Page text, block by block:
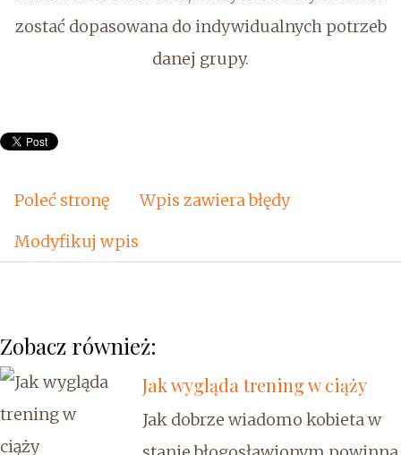
zostać dopasowana do indywidualnych potrzeb
danej grupy.
Poleć stronę
Wpis zawiera błędy
Modyfikuj wpis
Zobacz również:
Jak wygląda trening w ciąży
Jak dobrze wiadomo kobieta w